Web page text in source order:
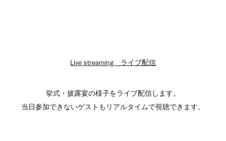
Live streaming ライブ配信
挙式・披露宴の様子をライブ配信します。
当日参加できないゲストもリアルタイムで視聴できます。